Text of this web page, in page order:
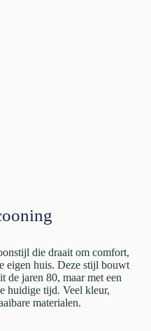
die draait om comfort,
eigen huis. Deze stijl bouwt
de jaren 80, maar met een
huidige tijd. Veel kleur,
materialen.